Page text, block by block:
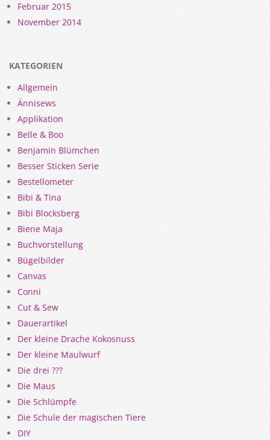
Februar 2015
November 2014
KATEGORIEN
Allgemein
Ännisews
Applikation
Belle & Boo
Benjamin Blümchen
Besser Sticken Serie
Bestellometer
Bibi & Tina
Bibi Blocksberg
Biene Maja
Buchvorstellung
Bügelbilder
Canvas
Conni
Cut & Sew
Dauerartikel
Der kleine Drache Kokosnuss
Der kleine Maulwurf
Die drei ???
Die Maus
Die Schlümpfe
Die Schule der magischen Tiere
DIY